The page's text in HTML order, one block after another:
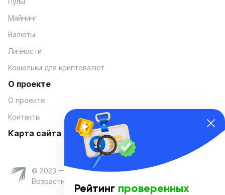
Майнинг
Валюты
Личности
Кошельки для криптовалют
О проекте
О проекте
Контакты
Карта сайта
© 2023 — Coinmania
Возрастное ограничение 16+
Рейтинг проверенных